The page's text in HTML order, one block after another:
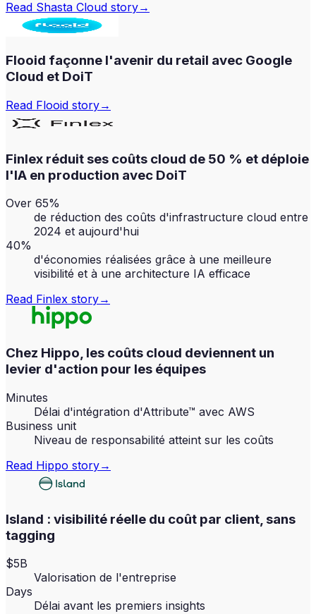
Read Shasta Cloud story→
Flooid façonne l'avenir du retail avec Google
Cloud et DoiT
Read Flooid story→
Finlex réduit ses coûts cloud de 50 % et déploie
l'IA en production avec DoiT
Over 65%
de réduction des coûts d'infrastructure cloud entre
2024 et aujourd'hui
40%
d'économies réalisées grâce à une meilleure
visibilité et à une architecture IA efficace
Read Finlex story→
Chez Hippo, les coûts cloud deviennent un
levier d'action pour les équipes
Minutes
Délai d'intégration d'Attribute™ avec AWS
Business unit
Niveau de responsabilité atteint sur les coûts
Read Hippo story→
Island : visibilité réelle du coût par client, sans
tagging
$5B
Valorisation de l'entreprise
Days
Délai avant les premiers insights